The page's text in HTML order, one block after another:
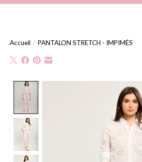
Accueil / PANTALON STRETCH - IMPIMÉS
Product image slideshow Items